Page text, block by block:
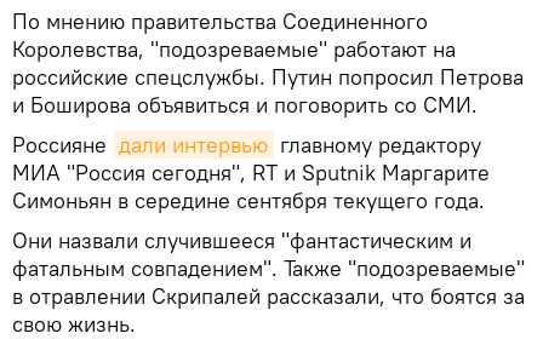
По мнению правительства Соединенного
Королевства, "подозреваемые" работают на
российские спецслужбы. Путин попросил Петрова
и Боширова объявиться и поговорить со СМИ.
Россияне дали интервью главному редактору
МИА "Россия сегодня", RT и Sputnik Маргарите
Симоньян в середине сентября текущего года.
Они назвали случившееся "фантастическим и
фатальным совпадением". Также "подозреваемые"
в отравлении Скрипалей рассказали, что боятся за
свою жизнь.